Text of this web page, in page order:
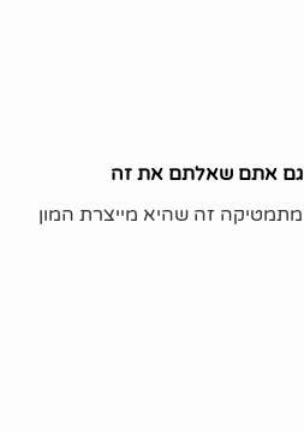
אתם שאלתם את זה
זה שהיא מייצרת המון